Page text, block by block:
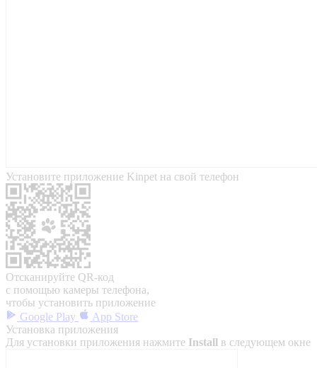
Установите приложение Kinpet на свой телефон
Отсканируйте QR-код
с помощью камеры телефона,
чтобы установить приложение
Google Play
App Store
Установка приложения
Для установки приложения нажмите Install в следующем окне